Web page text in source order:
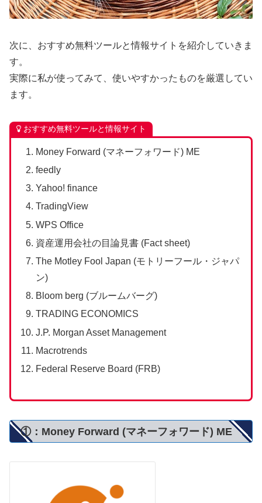
次に、おすすめ無料ツールと情報サイトを紹介していきま
す。
実際に私が使ってみて、使いやすかったものを厳選してい
ます。
おすすめ無料ツールと情報サイト
Money Forward (マネーフォワード) ME
feedly
Yahoo! finance
TradingView
WPS Office
資産運用会社の目論見書 (Fact sheet)
The Motley Fool Japan (モトリーフール・ジャパ
ン)
Bloom berg (ブルームバーグ)
TRADING ECONOMICS
J.P. Morgan Asset Management
Macrotrends
Federal Reserve Board (FRB)
①：Money Forward (マネーフォワード) ME